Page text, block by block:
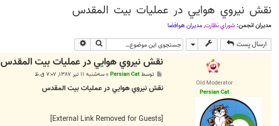
نقش نيروي هوايي در عمليات بيت المقدس
مدیران انجمن: شوراي نظارت,مديران هوافضا
ارسال پست جستجو
Old Moderator
Persian Cat
نقش نيروي هوايي در عمليات بيت المقدس
ت
توسطPersian Cat
»سه‌شنبه ۱۱ تیر ۱۳۸۷, ۷:۰۷ ق.ظ
نقش نيروي هوايي در عمليات بيت المقدس
[External Link Removed for Guests]